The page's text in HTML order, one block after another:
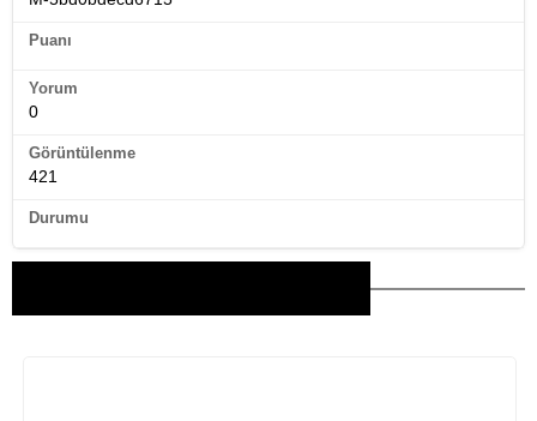
Puanı
Yorum
0
Görüntülenme
421
Durumu